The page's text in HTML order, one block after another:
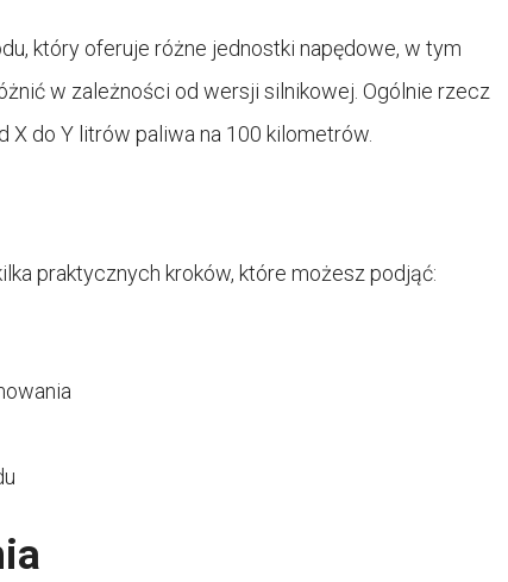
który oferuje różne jednostki napędowe, w tym
w zależności od wersji silnikowej. Ogólnie rzecz
X do Y litrów paliwa na 100 kilometrów.
praktycznych kroków, które możesz podjąć: